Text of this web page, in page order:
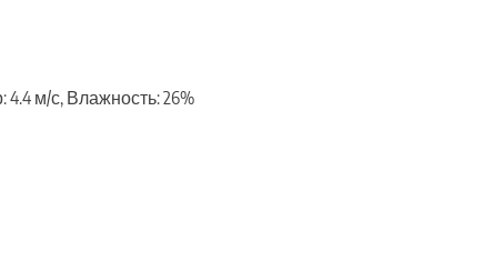
4.4 м/с, Влажность: 26%